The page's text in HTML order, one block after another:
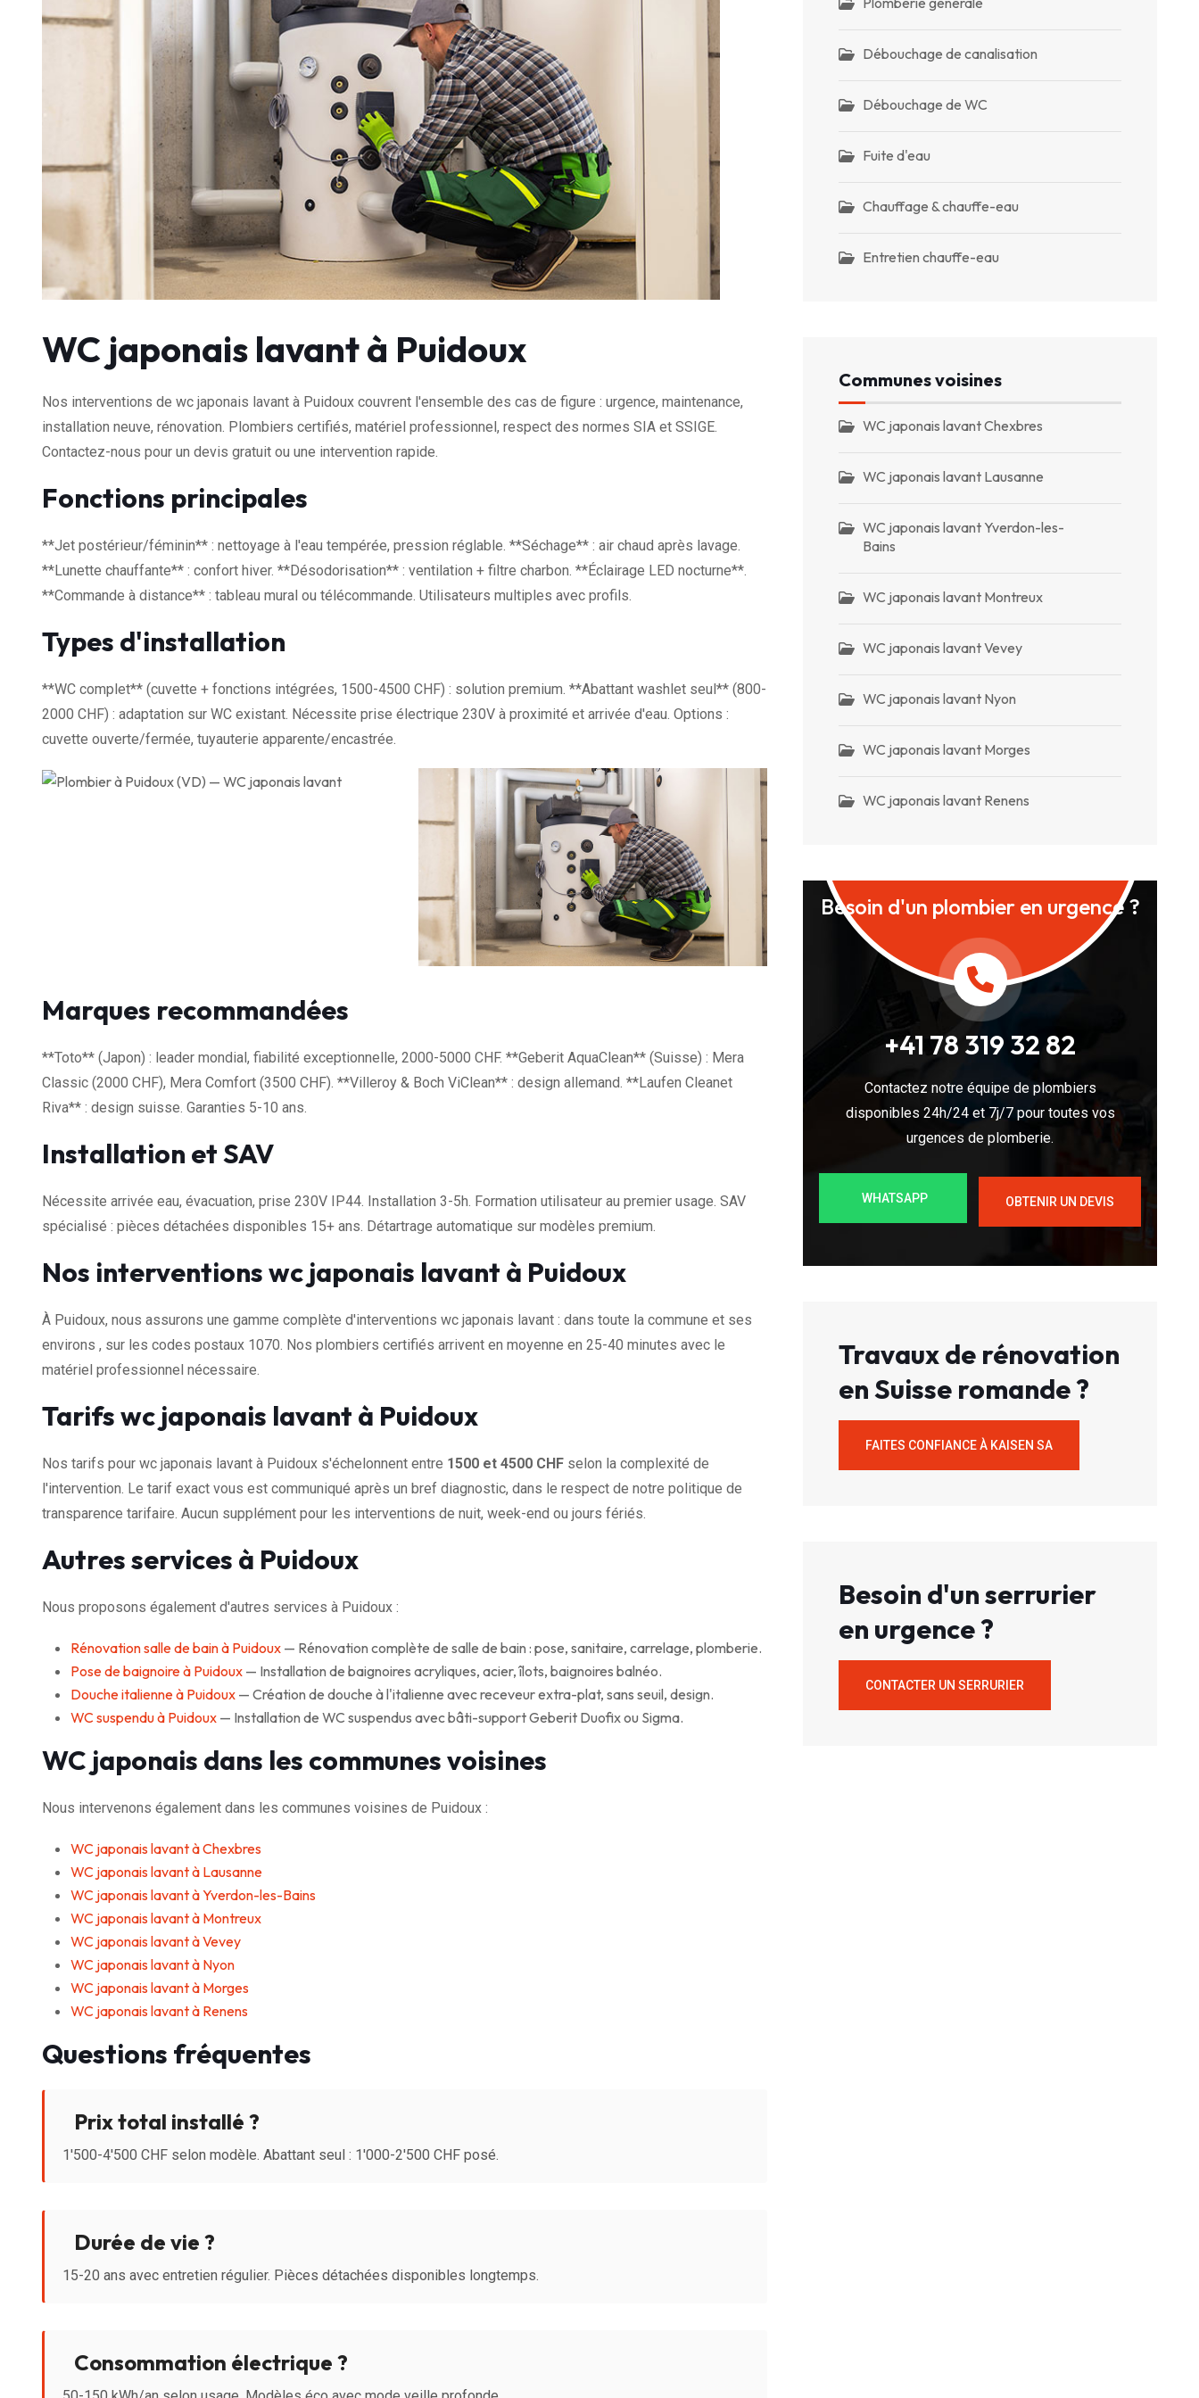
WC japonais lavant à Puidoux
Nos interventions de wc japonais lavant à Puidoux couvrent l'ensemble des cas de figure : urgence, maintenance,
installation neuve, rénovation. Plombiers certifiés, matériel professionnel, respect des normes SIA et SSIGE.
Contactez-nous pour un devis gratuit ou une intervention rapide.
Fonctions principales
**Jet postérieur/féminin** : nettoyage à l'eau tempérée, pression réglable. **Séchage** : air chaud après lavage.
**Lunette chauffante** : confort hiver. **Désodorisation** : ventilation + filtre charbon. **Éclairage LED nocturne**.
**Commande à distance** : tableau mural ou télécommande. Utilisateurs multiples avec profils.
Types d'installation
**WC complet** (cuvette + fonctions intégrées, 1500-4500 CHF) : solution premium. **Abattant washlet seul** (800-
2000 CHF) : adaptation sur WC existant. Nécessite prise électrique 230V à proximité et arrivée d'eau. Options :
cuvette ouverte/fermée, tuyauterie apparente/encastrée.
Marques recommandées
**Toto** (Japon) : leader mondial, fiabilité exceptionnelle, 2000-5000 CHF. **Geberit AquaClean** (Suisse) : Mera
Classic (2000 CHF), Mera Comfort (3500 CHF). **Villeroy & Boch ViClean** : design allemand. **Laufen Cleanet
Riva** : design suisse. Garanties 5-10 ans.
Installation et SAV
Nécessite arrivée eau, évacuation, prise 230V IP44. Installation 3-5h. Formation utilisateur au premier usage. SAV
spécialisé : pièces détachées disponibles 15+ ans. Détartrage automatique sur modèles premium.
Nos interventions wc japonais lavant à Puidoux
À Puidoux, nous assurons une gamme complète d'interventions wc japonais lavant : dans toute la commune et ses
environs , sur les codes postaux 1070. Nos plombiers certifiés arrivent en moyenne en 25-40 minutes avec le
matériel professionnel nécessaire.
Tarifs wc japonais lavant à Puidoux
Nos tarifs pour wc japonais lavant à Puidoux s'échelonnent entre 1500 et 4500 CHF selon la complexité de
l'intervention. Le tarif exact vous est communiqué après un bref diagnostic, dans le respect de notre politique de
transparence tarifaire. Aucun supplément pour les interventions de nuit, week-end ou jours fériés.
Autres services à Puidoux
Nous proposons également d'autres services à Puidoux :
Rénovation salle de bain à Puidoux — Rénovation complète de salle de bain : pose, sanitaire, carrelage, plomberie.
Pose de baignoire à Puidoux — Installation de baignoires acryliques, acier, îlots, baignoires balnéo.
Douche italienne à Puidoux — Création de douche à l'italienne avec receveur extra-plat, sans seuil, design.
WC suspendu à Puidoux — Installation de WC suspendus avec bâti-support Geberit Duofix ou Sigma.
WC japonais dans les communes voisines
Nous intervenons également dans les communes voisines de Puidoux :
WC japonais lavant à Chexbres
WC japonais lavant à Lausanne
WC japonais lavant à Yverdon-les-Bains
WC japonais lavant à Montreux
WC japonais lavant à Vevey
WC japonais lavant à Nyon
WC japonais lavant à Morges
WC japonais lavant à Renens
Questions fréquentes
Prix total installé ?
1'500-4'500 CHF selon modèle. Abattant seul : 1'000-2'500 CHF posé.
Durée de vie ?
15-20 ans avec entretien régulier. Pièces détachées disponibles longtemps.
Consommation électrique ?
Débouchage de canalisation
Débouchage de WC
Fuite d'eau
Chauffage & chauffe-eau
Entretien chauffe-eau
Communes voisines
WC japonais lavant Chexbres
WC japonais lavant Lausanne
WC japonais lavant Yverdon-les-
Bains
WC japonais lavant Montreux
WC japonais lavant Vevey
WC japonais lavant Nyon
WC japonais lavant Morges
WC japonais lavant Renens
Besoin d'un plombier en urgence ?
+41 78 319 32 82
Contactez notre équipe de plombiers
disponibles 24h/24 et 7j/7 pour toutes vos
urgences de plomberie.
WHATSAPP OBTENIR UN DEVIS
Travaux de rénovation
en Suisse romande ?
FAITES CONFIANCE À KAISEN SA
Besoin d'un serrurier
en urgence ?
CONTACTER UN SERRURIER